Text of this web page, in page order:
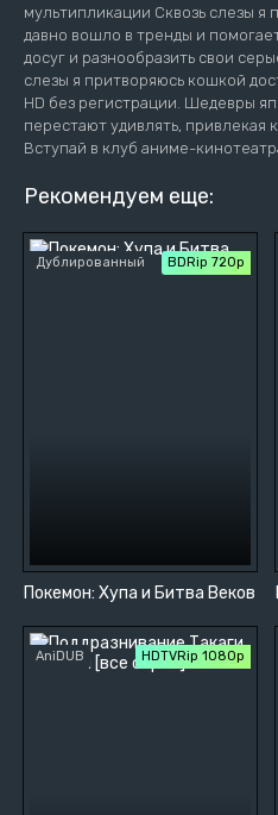
мультипликации Сквозь слезы
давно вошло в тренды и
досуг и разнообразить свои
слезы я притворяюсь кошкой
HD без регистрации. Шедевры
перестают удивлять, привлекая
Вступай в клуб аниме-
Рекомендуем еще:
Покемон: Хупа и Битва Веков
Дублированный BDRip 720p
AniDUB HDTVRip 1080p